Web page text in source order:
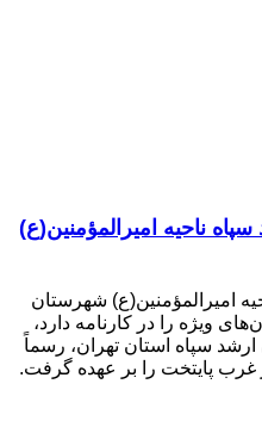
ناحیه امیرالمؤمنین(ع)
امیرالمؤمنین(ع) شهرستان
ویژه را در کارنامه دارد،
سپاه استان تهران، رسماً
غرب پایتخت را بر عهده گرفت.